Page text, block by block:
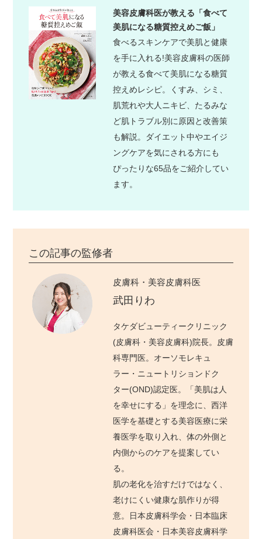
美容皮膚科医が教える「食べて
美肌になる糖質控えめご飯」
食べるスキンケアで美肌と健康
を手に入れる!美容皮膚科の医師
が教える食べて美肌になる糖質
控えめレシピ。くすみ、シミ、
肌荒れや大人ニキビ、たるみな
ど肌トラブル別に原因と改善策
も解説。ダイエット中やエイジ
ングケアを気にされる方にも
ぴったりな65品をご紹介してい
ます。
この記事の監修者
皮膚科・美容皮膚科医
武田りわ
タケダビューティークリニック
(皮膚科・美容皮膚科)院長。皮膚
科専門医。オーソモレキュ
ラー・ニュートリションドク
ター(OND)認定医。「美肌は人
を幸せにする」を理念に、西洋
医学を基礎とする美容医療に栄
養医学を取り入れ、体の外側と
内側からのケアを提案してい
る。
肌の老化を治すだけではなく、
老けにくい健康な肌作りが得
意。日本皮膚科学会・日本臨床
皮膚科医会・日本美容皮膚科学